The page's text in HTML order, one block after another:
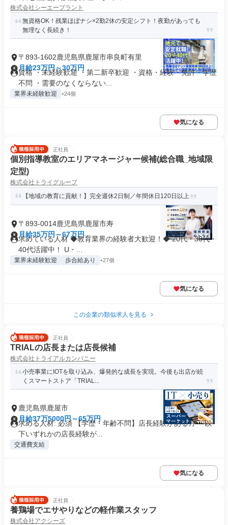
株式会社シーエープラント
無資格OK！残業ほぼナシ×2勤2休の安定シフト！夜勤があっても
無理なく長続き！
〒893-1602鹿児島県鹿屋市串良町有里
月給23万円～30万円
資格 ・未経験歓迎 ・第二新卒歓迎 ・資格・経験・免許・学歴
不問 ・需要のなくならない...
業界未経験歓迎 +24個
気になる
正社員
個別指導教室のエリアマネージャー候補(総合職_地域限
定型)
株式会社トライグループ
【地域の教育に貢献！】完全週休2日制／年間休日120日以上
〒893-0014鹿児島県鹿屋市寿
月給35万円～67万円
求めている人材 ◆教育業界の経験者大歓迎！◆ 20代・30代・
40代活躍中！ U・...
業界未経験歓迎 歩合給あり +27個
気になる
この企業の類似求人を見る
正社員
TRIALの店長または店長候補
株式会社トライアルカンパニー
小売事業にIOTを取り込み、爆発的な成長を実現。今後も出店が続
くスマートストア「TRIAL...
鹿児島県鹿屋市
月給37万5000円～65万円
求める人材: 必須 【学歴・年齢不問】店長経験がある方 ～以
下いずれかの店長経験が...
交通費支給
気になる
正社員
養鶏場でエサやりなどの軽作業スタッフ
株式会社アクシーズ